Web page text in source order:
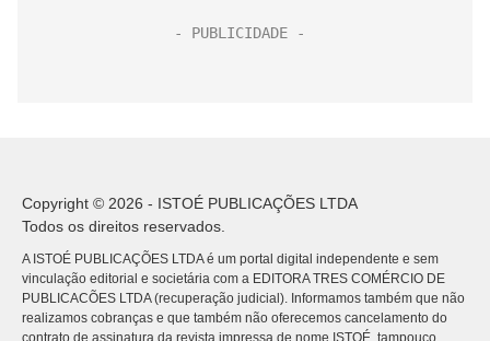
Copyright © 2026 - ISTOÉ PUBLICAÇÕES LTDA
Todos os direitos reservados.
A ISTOÉ PUBLICAÇÕES LTDA é um portal digital independente e sem
vinculação editorial e societária com a EDITORA TRES COMÉRCIO DE
PUBLICACÕES LTDA (recuperação judicial). Informamos também que não
realizamos cobranças e que também não oferecemos cancelamento do
contrato de assinatura da revista impressa de nome ISTOÉ, tampouco